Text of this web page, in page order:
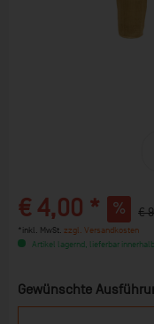
€ 4,00 * €
*inkl. MwSt. zzgl. Versandkosten
Artikel lagernd, lieferbar
Gewünschte